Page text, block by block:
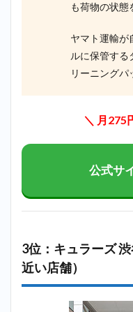
も荷物の状態
ヤマト運輸が
ルに保管する
リーニングパ
＼ 月275
公式サ
3位：キュラーズ
近い店舗）